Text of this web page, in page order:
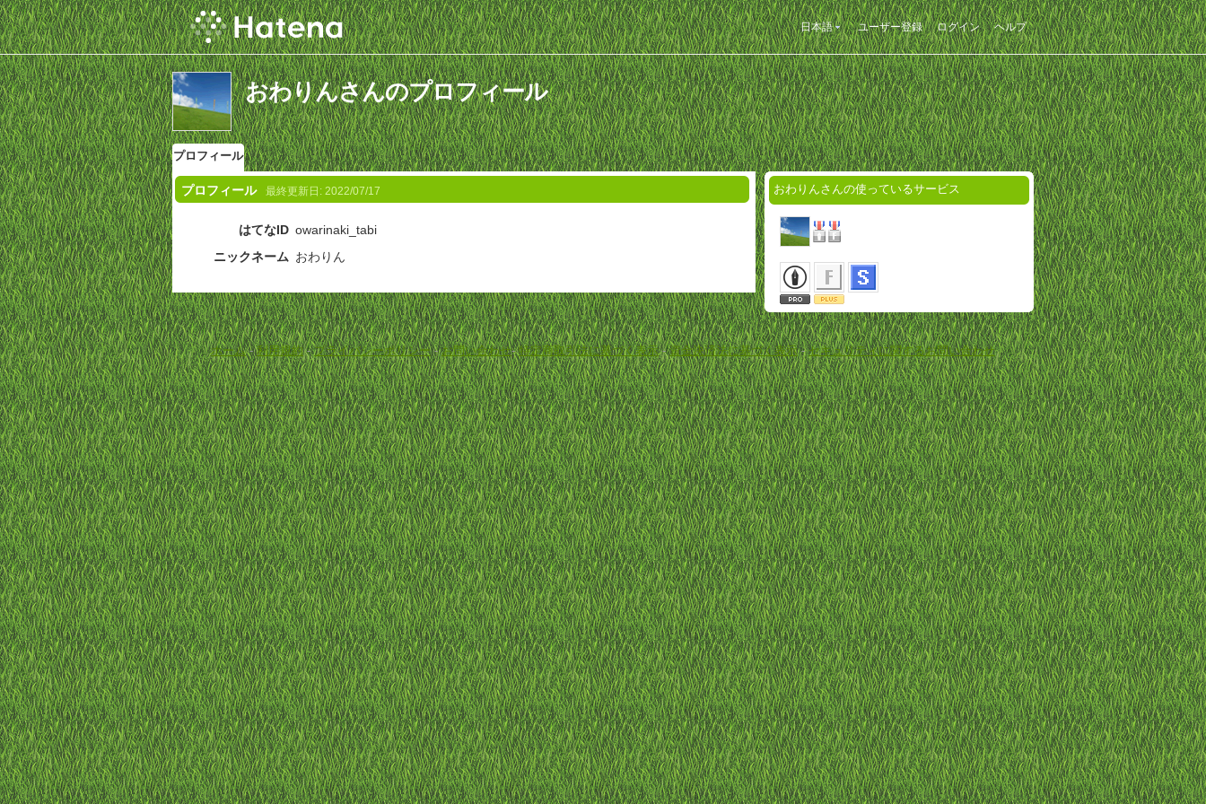
日本語 ユーザー登録 ログイン ヘルプ
おわりんさんのプロフィール
プロフィール
プロフィール 最終更新日: 2022/07/17
はてなID owarinaki_tabi
ニックネーム おわりん
おわりんさんの使っているサービス
ホーム-利用規約-プライバシーポリシー-お問い合わせ-特定商取引法に基づく表示-資金決済法に基づく表示-セキュリティに関するお問い合わせ